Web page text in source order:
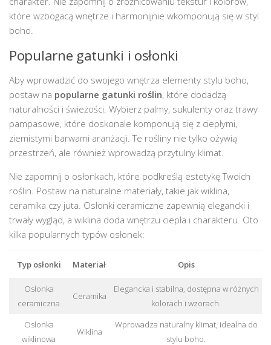
które wzbogacą wnętrze i harmonijnie wkomponują się w styl
boho.
Popularne gatunki i osłonki
Aby wprowadzić do swojego wnętrza elementy stylu boho,
postaw na popularne gatunki roślin, które dodadzą
naturalności i świeżości. Wybierz palmy, sukulenty oraz trawy
pampasowe, które doskonale komponują się z ciepłymi,
ziemistymi barwami aranżacji. Te rośliny nie tylko ożywią
przestrzeń, ale również wprowadzą przytulny klimat.
Nie zapomnij o osłonkach, które podkreślą estetykę Twoich
roślin. Postaw na naturalne materiały, takie jak wiklina,
ceramika czy juta. Osłonki ceramiczne zapewnią elegancki i
trwały wygląd, a wiklina doda wnętrzu ciepła i charakteru. Oto
kilka popularnych typów osłonek:
Typ osłonki Materiał Opis
Osłonka
ceramiczna
Ceramika
Elegancka i stabilna, dostępna w różnych
kolorach i wzorach.
Osłonka
wiklinowa
Wiklina
Wprowadza naturalny klimat, idealna do
stylu boho.